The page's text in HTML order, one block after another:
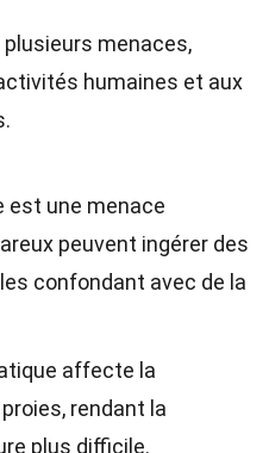
menaces,
humaines et aux
est une menace
peuvent ingérer des
confondant avec de la
affecte la
rendant la
plus difficile.